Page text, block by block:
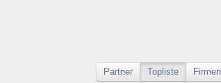
Partner Topliste